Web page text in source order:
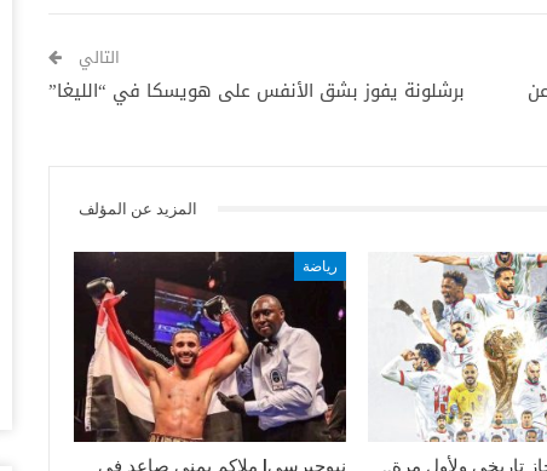
التالي
برشلونة يفوز بشق الأنفس على هويسكا في “الليغا”
المزيد عن المؤلف
تاريخي ولأول مرة..
رياضة
نيوجيرسي| ملاكم يمني صاعد في